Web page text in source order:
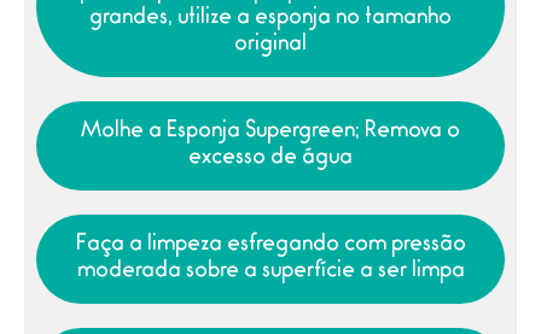
grandes, utilize a esponja no tamanho
original
Molhe a Esponja Supergreen; Remova o
excesso de água
Faça a limpeza esfregando com pressão
moderada sobre a superfície a ser limpa